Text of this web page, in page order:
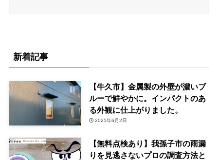
新着記事
【牛久市】金属製の外壁が濃いブ
ルーで鮮やかに。インパクトのあ
る外観に仕上がりました。
2025年6月2日
【無料点検あり】我孫子市の雨漏
りを見逃さないプロの調査方法と